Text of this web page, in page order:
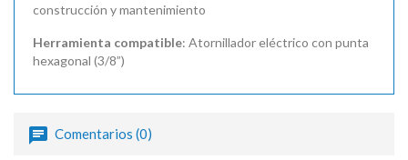
construcción y mantenimiento
Herramienta compatible: Atornillador eléctrico con punta
hexagonal (3/8”)
Comentarios (0)